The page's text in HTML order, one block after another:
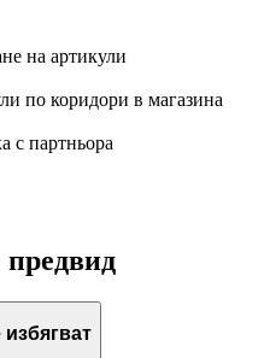
на артикули
по коридори в магазина
с партньора